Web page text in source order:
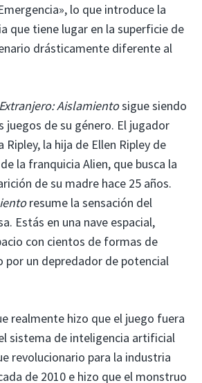
lo que introduce la
que tiene lugar en la superficie de
drásticamente diferente al
Extranjero: Aislamientosigue siendo
juegos de su género. El jugador
la hija de Ellen Ripley de
la franquicia Alien, que busca la
de su madre hace 25 años.
resume la sensación del
Estás en una nave espacial,
con cientos de formas de
por un depredador de potencial
realmente hizo que el juego fuera
sistema de inteligencia artificial
revolucionario para la industria
de 2010 e hizo que el monstruo